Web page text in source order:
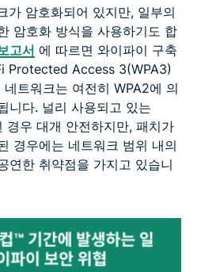
가 암호화되어 있지만, 일부의
암호화 방식을 사용하기도 합
고서 에 따르면 와이파이 구축
Protected Access 3(WPA3)
트워크는 여전히 WPA2에 의
니다. 널리 사용되고 있는
경우 대개 안전하지만, 패치가
경우에는 네트워크 범위 내의
연한 취약점을 가지고 있습니